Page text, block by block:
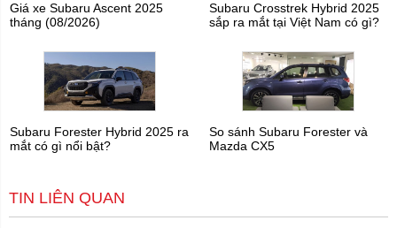
Giá xe Subaru Ascent 2025
tháng (08/2026)
Subaru Crosstrek Hybrid 2025
sắp ra mắt tại Việt Nam có gì?
Subaru Forester Hybrid 2025 ra
mắt có gì nổi bật?
So sánh Subaru Forester và
Mazda CX5
TIN LIÊN QUAN